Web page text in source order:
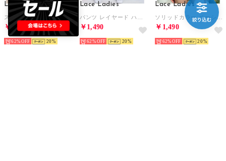
Lace Ladies
スエード調 クロス ストラップ フラット サンダル （ブラック）
￥1,490
62% 20
Lace Ladies
￥1,490
62% 20
Lace Ladies
ソリッドカラー ベーシック キャミソール モノキニ スイムウエア【返品不可商品】 （ブラック）
￥1,490
62% 20